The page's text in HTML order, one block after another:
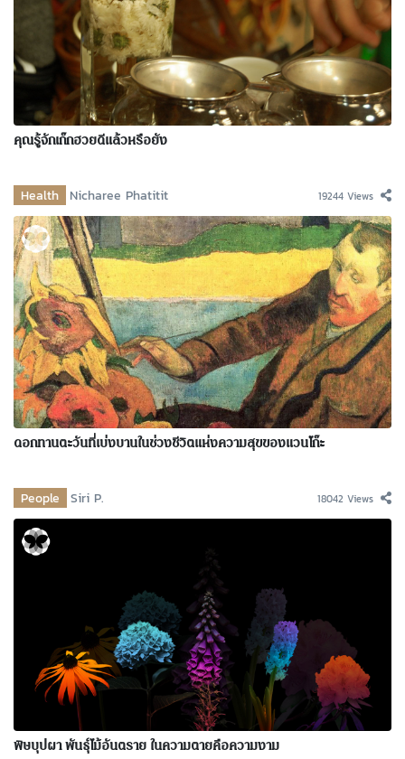
คุณรู้จักเก๊กฮวยดีแล้วหรือยัง
Health Nicharee Phatitit 19244 Views
ดอกทานตะวันที่เบ่งบานในช่วงชีวิตแห่งความสุขของแวนโก๊ะ
People Siri P. 18042 Views
พิษบุปผา พันธุ์ไม้อันตราย ในความตายคือความงาม